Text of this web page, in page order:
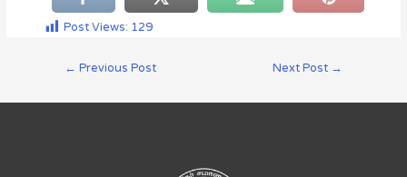
Post Views: 129
← Previous Post Next Post →